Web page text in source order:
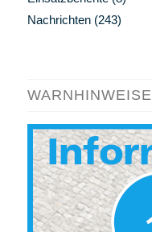
Nachrichten(243)
WARNHINWEISE